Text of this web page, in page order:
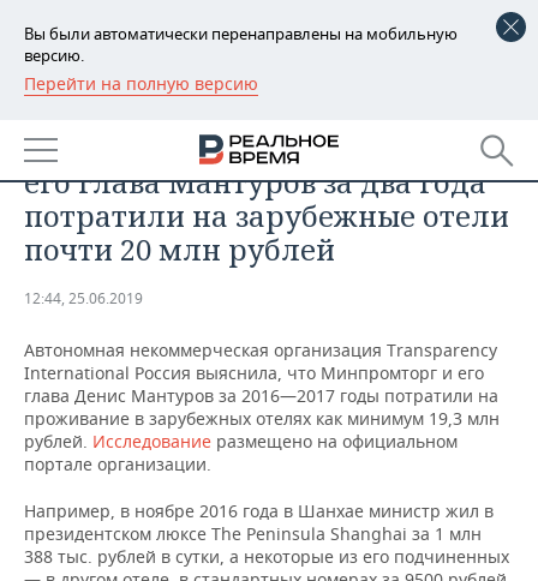
Вы были автоматически перенаправлены на мобильную
версию.
Перейти на полную версию
РЕГИОНЫ
БАШКОРТОСТАН
ТАТАРСТАН
УДМУРТИЯ
НОВОСТИ
АНАЛИТИКА
НОВОСТИ АНАЛИТИКИ
ДЕКЛАРАЦИИ О ДОХОДАХ
КОРОЛИ ГОСЗАКАЗА ПФО
ВУЗЫ ТАТАРСТАНА
КОМУ ПРИНАДЛЕЖАТ
ТАТАРСТАНА
ЭКОНОМИКА
НОВОСТИ ЭКОНОМИКИ
ФИНАНСЫ
БАНКИ
БЮДЖЕТ
ИНВЕСТИЦИИ
ПРОМЫШЛЕННОСТЬ
НОВОСТИ
ПРОМЫШЛЕННОСТИ
АГРОПРОМ
НЕФТЕХИМИЯ
НЕДВИЖИМОСТЬ
НОВОСТИ НЕДВИЖИМОСТИ
АВТО
НОВОСТИ АВТО
БИЗНЕС
НОВОСТИ БИЗНЕСА
ТЕХНОЛОГИИ
Исследование: Минпромторг и
его глава Мантуров за два года
потратили на зарубежные отели
почти 20 млн рублей
12:44, 25.06.2019
Автономная некоммерческая организация Transparency
International Россия выяснила, что Минпромторг и его
глава Денис Мантуров за 2016—2017 годы потратили на
проживание в зарубежных отелях как минимум 19,3 млн
рублей. Исследование размещено на официальном
портале организации.
Например, в ноябре 2016 года в Шанхае министр жил в
президентском люксе The Peninsula Shanghai за 1 млн
388 тыс. рублей в сутки, а некоторые из его подчиненных